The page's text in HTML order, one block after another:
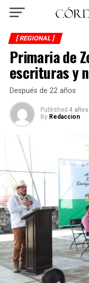
[ REGIONAL ]
Primaria de
escrituras y
Después de 22 años
Published 4
By Redaccion